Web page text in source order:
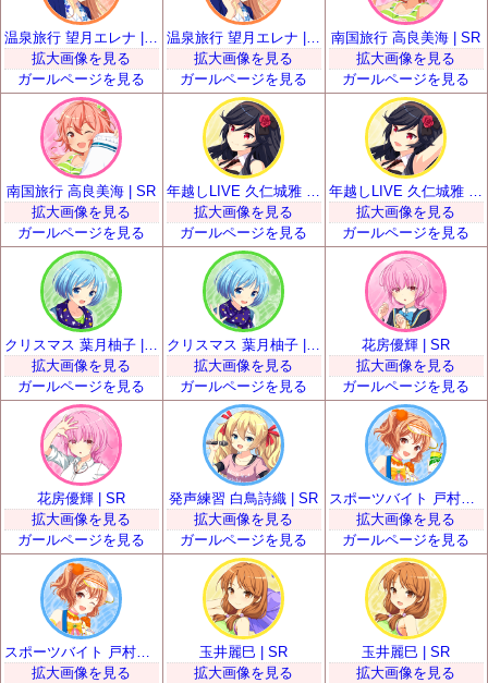
拡大画像を見る
ガールページを見る
温泉旅行 望月エレナ | SR
拡大画像を見る
ガールページを見る
南国旅行 高良美海 | SR
拡大画像を見る
ガールページを見る
南国旅行 高良美海 | SR
拡大画像を見る
ガールページを見る
拡大画像を見る
ガールページを見る
拡大画像を見る
ガールページを見る
拡大画像を見る
ガールページを見る
クリスマス 葉月柚子 | SR
拡大画像を見る
ガールページを見る
花房優輝 | SR
拡大画像を見る
ガールページを見る
花房優輝 | SR
拡大画像を見る
ガールページを見る
発声練習 白鳥詩織 | SR
拡大画像を見る
ガールページを見る
スポーツバイト 戸村美知留 | SR
拡大画像を見る
ガールページを見る
拡大画像を見る
玉井麗巳 | SR
拡大画像を見る
玉井麗巳 | SR
拡大画像を見る